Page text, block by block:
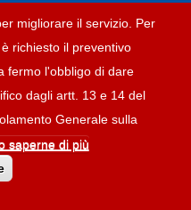
note legali
Marina
migliorare il servizio. Per
richiesto il preventivo
fermo l'obbligo di dare
dagli artt. 13 e 14 del
Generale sulla
saperne di più